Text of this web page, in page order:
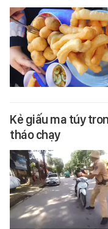
Kẻ giấu ma túy
tháo chạy